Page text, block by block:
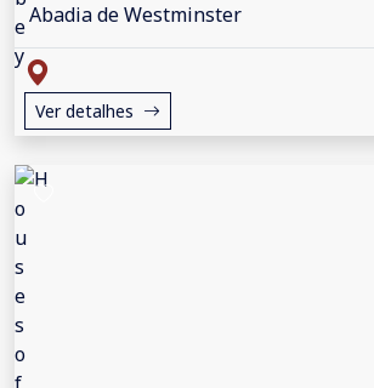
Abadia de Westminster
Ver detalhes